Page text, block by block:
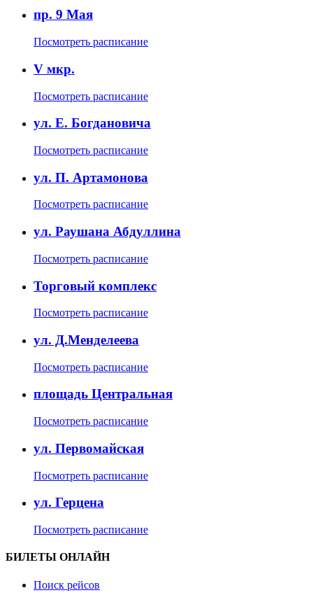
пр. 9 Мая
Посмотреть расписание
V мкр.
Посмотреть расписание
ул. Е. Богдановича
Посмотреть расписание
ул. П. Артамонова
Посмотреть расписание
ул. Раушана Абдуллина
Посмотреть расписание
Торговый комплекс
Посмотреть расписание
ул. Д.Менделеева
Посмотреть расписание
площадь Центральная
Посмотреть расписание
ул. Первомайская
Посмотреть расписание
ул. Герцена
Посмотреть расписание
БИЛЕТЫ ОНЛАЙН
Поиск рейсов